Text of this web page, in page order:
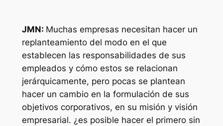
JMN: Muchas empresas necesitan hacer un
replanteamiento del modo en el que
establecen las responsabilidades de sus
empleados y cómo estos se relacionan
jerárquicamente, pero pocas se plantean
hacer un cambio en la formulación de sus
objetivos corporativos, en su misión y visión
empresarial. ¿es posible hacer el primero sin